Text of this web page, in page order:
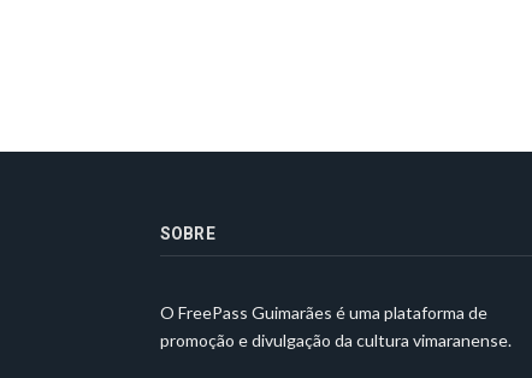
SOBRE
O FreePass Guimarães é uma plataforma de
promoção e divulgação da cultura vimaranense.